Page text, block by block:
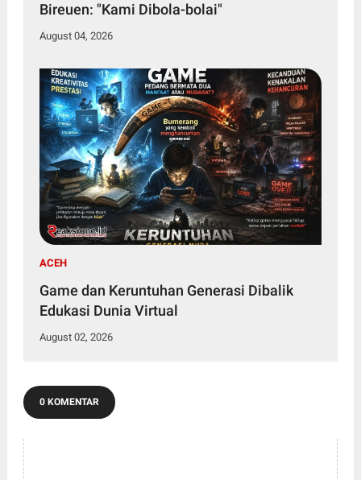
Bireuen: "Kami Dibola-bolai"
August 04, 2026
ACEH
Game dan Keruntuhan Generasi Dibalik
Edukasi Dunia Virtual
August 02, 2026
0 KOMENTAR